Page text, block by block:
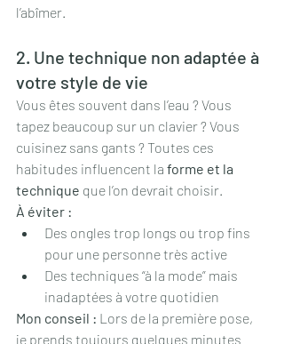
l’abîmer.
2. Une technique non adaptée à
votre style de vie
Vous êtes souvent dans l’eau ? Vous
tapez beaucoup sur un clavier ? Vous
cuisinez sans gants ? Toutes ces
habitudes influencent la forme et la
technique que l’on devrait choisir.
À éviter :
Des ongles trop longs ou trop fins
pour une personne très active
Des techniques “à la mode” mais
inadaptées à votre quotidien
Mon conseil : Lors de la première pose,
je prends toujours quelques minutes